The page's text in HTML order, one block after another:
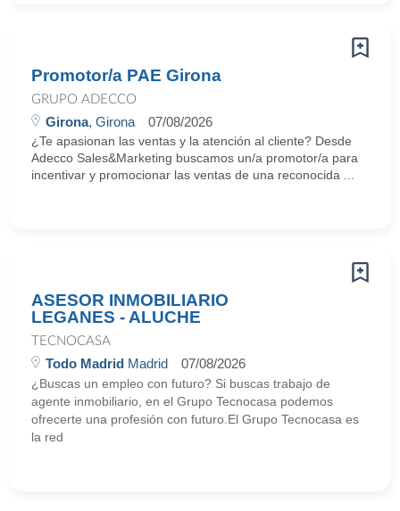
Promotor/a PAE Girona
GRUPO ADECCO
Girona, Girona 07/08/2026
¿Te apasionan las ventas y la atención al cliente? Desde
Adecco Sales&Marketing buscamos un/a promotor/a para
incentivar y promocionar las ventas de una reconocida ...
ASESOR INMOBILIARIO
LEGANES - ALUCHE
TECNOCASA
Todo Madrid Madrid 07/08/2026
¿Buscas un empleo con futuro? Si buscas trabajo de
agente inmobiliario, en el Grupo Tecnocasa podemos
ofrecerte una profesión con futuro.El Grupo Tecnocasa es
la red